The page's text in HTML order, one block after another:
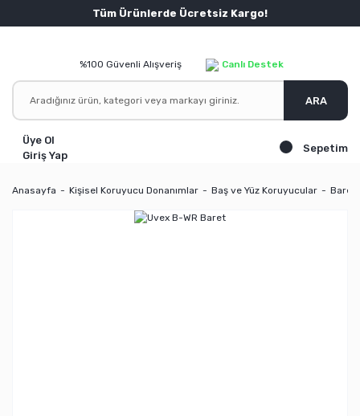
Tüm Ürünlerde Ücretsiz Kargo!
%100 Güvenli Alışveriş Canlı Destek
ARA
Üye Ol
Giriş Yap
Sepetim
Anasayfa Kişisel Koruyucu Donanımlar Baş ve Yüz Koruyucular